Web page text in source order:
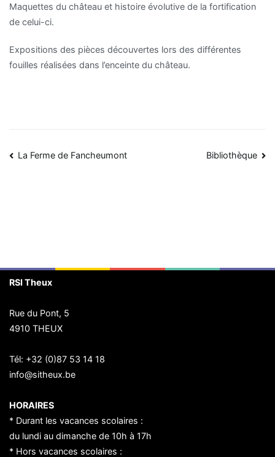
Maquettes du château et histoire évolutive de la fortification
de celui-ci.
Expositions des pièces découvertes lors des différentes
fouilles réalisées dans l’enceinte du château.
Navigation
La Ferme de Fancheumont Bibliothèque
RSI Theux
Rue du Pont, 5
4910 THEUX
Tél: +32 (0)87 53 14 18
info@sitheux.be
HORAIRES
* Durant les vacances scolaires :
du lundi au dimanche de 10h à 17h
* Hors vacances scolaires :